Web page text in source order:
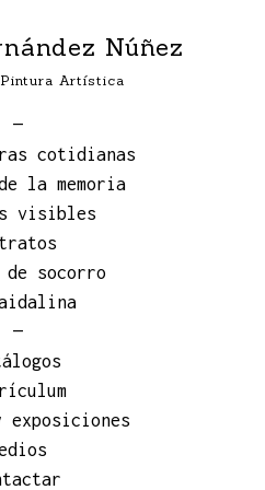
Núñez
Artística
—
cotidianas
la memoria
visibles
de socorro
—